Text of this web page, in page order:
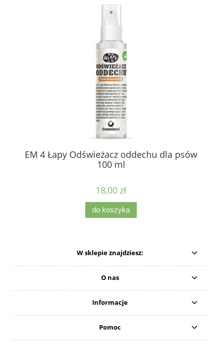
EM 4 Łapy Odświeżacz oddechu dla psów
100 ml
18,00 zł
do koszyka
W sklepie znajdziesz:
O nas
Informacje
Pomoc